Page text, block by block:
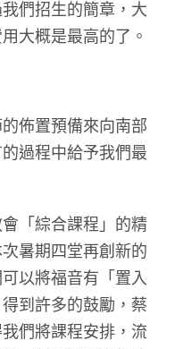
們招生的簡章，大
大概是最高的了。
佈置預備來向南部
過程中給予我們最
「綜合課程」的精
暑期四堂再創新的
以將福音有「置入
到許多的鼓勵，蔡
們將課程安排，流